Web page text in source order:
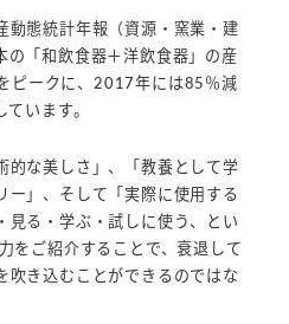
動態統計年報（資源・窯業・建
の「和飲食器＋洋飲食器」の産
ピークに、2017年には85％減
います。
的な美しさ」、「教養として学
ー」、そして「実際に使用する
見る・学ぶ・試しに使う、とい
をご紹介することで、衰退して
吹き込むことができるのではな